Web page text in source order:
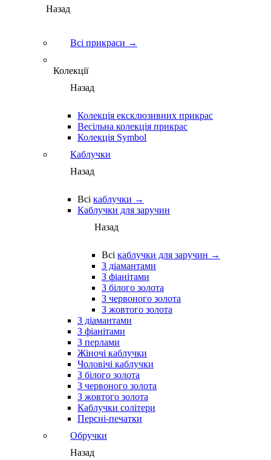
Назад
Всі прикраси →
Колекції
Назад
Колекція ексклюзивних прикрас
Весільна колекція прикрас
Колекція Symbol
Каблучки
Назад
Всі каблучки →
Каблучки для заручин
Назад
Всі каблучки для заручин →
З діамантами
З фіанітами
З білого золота
З червоного золота
З жовтого золота
З діамантами
З фіанітами
З перлами
Жіночі каблучки
Чоловічі каблучки
З білого золота
З червоного золота
З жовтого золота
Каблучки солітери
Персні-печатки
Обручки
Назад